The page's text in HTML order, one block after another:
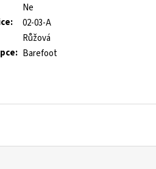
Ne
:
02-03-A
Růžová
: Barefoot